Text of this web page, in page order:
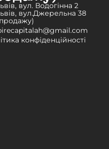
вул. Водогінна 2
вул.Джерельна 38
конфіденційності